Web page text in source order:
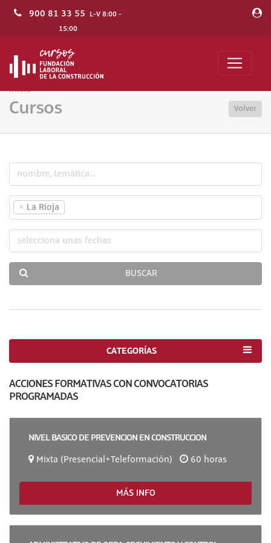
900 81 33 55 L-V 8:00 -
15:00
Inicio
Cursos Volver
× La Rioja
BUSCAR
CATEGORÍAS
ACCIONES FORMATIVAS CON CONVOCATORIAS
PROGRAMADAS
NIVEL BASICO DE PREVENCION EN CONSTRUCCION
Mixta (Presencial+Teleformación) 60 horas
MÁS INFO